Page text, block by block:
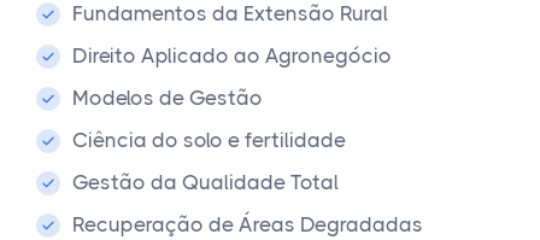
Fundamentos da Extensão Rural
Direito Aplicado ao Agronegócio
Modelos de Gestão
Ciência do solo e fertilidade
Gestão da Qualidade Total
Recuperação de Áreas Degradadas